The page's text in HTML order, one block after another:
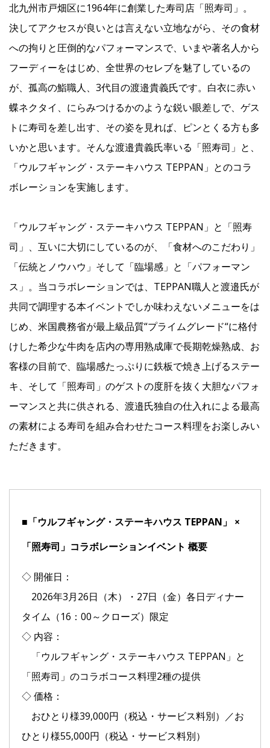
北九州市戸畑区に1964年に創業した寿司店「照寿司」。
決してアクセスが良いとは言えない立地ながら、その食材
への拘りと圧倒的なパフォーマンスで、いまや著名人から
フーディーをはじめ、全世界のセレブを魅了しているの
が、孤高の鮨職人、3代目の渡邉貴義氏です。白衣に赤い
蝶ネクタイ、にらみつけるかのような鋭い眼差しで、ゲス
トに寿司を差し出す、その姿を見れば、ピンとくる方も多
いかと思います。そんな渡邉貴義氏率いる「照寿司」と、
「ウルフギャング・ステーキハウス TEPPAN」とのコラ
ボレーションを実施します。
「ウルフギャング・ステーキハウス TEPPAN」と「照寿
司」、互いに大切にしているのが、「食材へのこだわり」
「伝統とノウハウ」そして「臨場感」と「パフォーマン
ス」。当コラボレーションでは、TEPPAN職人と渡邉氏が
共同で調理する本イベントでしか味わえないメニューをは
じめ、米国農務省が最上級品質“プライムグレード“に格付
けした希少な牛肉を店内の専用熟成庫で長期乾燥熟成、お
客様の目前で、臨場感たっぷりに鉄板で焼き上げるステー
キ、そして「照寿司」のゲストの度肝を抜く大胆なパフォ
ーマンスと共に供される、渡邉氏独自の仕入れによる最高
の素材による寿司を組み合わせたコース料理をお楽しみい
ただきます。
■「ウルフギャング・ステーキハウス TEPPAN」 ×
「照寿司」コラボレーションイベント 概要
◇ 開催日：
2026年3月26日（木）・27日（金）各日ディナー
タイム（16：00～クローズ）限定
◇ 内容：
「ウルフギャング・ステーキハウス TEPPAN」と
「照寿司」のコラボコース料理2種の提供
◇ 価格：
おひとり様39,000円（税込・サービス料別）／お
ひとり様55,000円（税込・サービス料別）